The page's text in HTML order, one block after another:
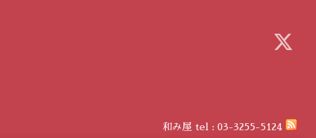
和み屋 tel : 03-3255-5124